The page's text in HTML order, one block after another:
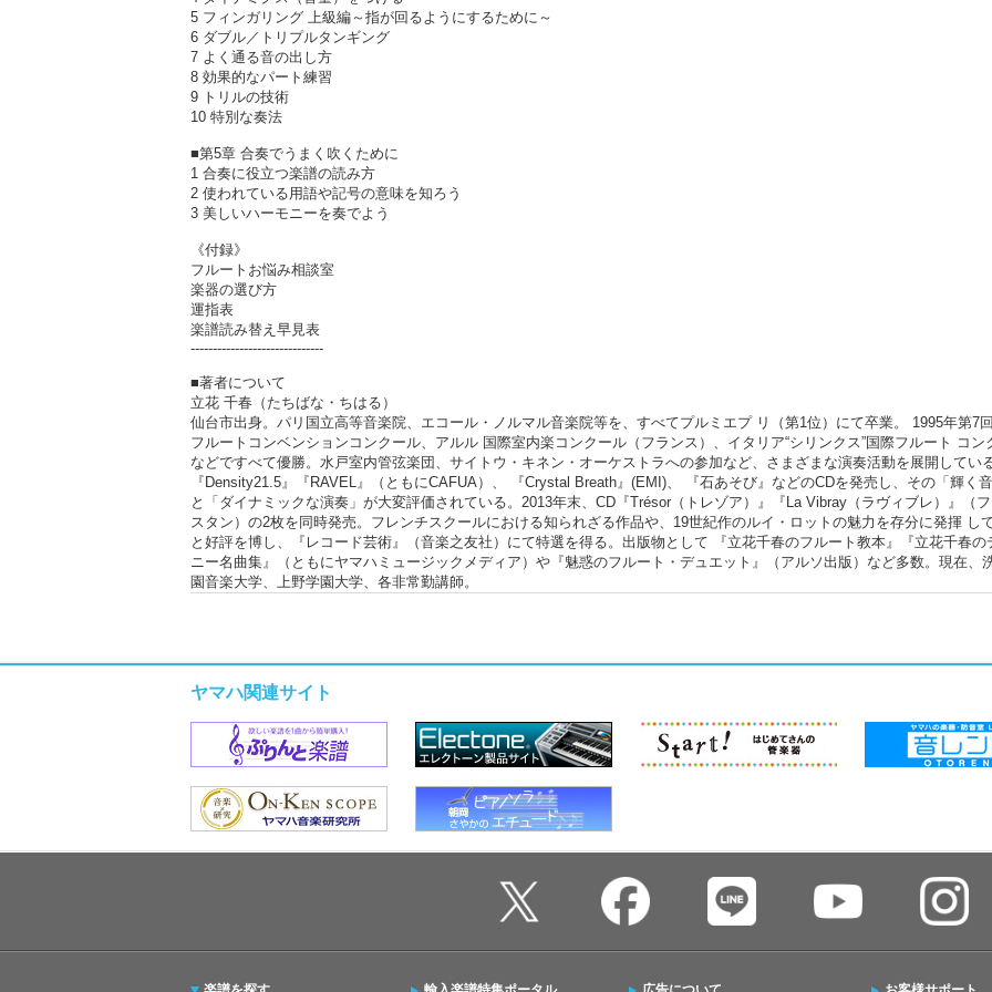
5 フィンガリング 上級編～指が回るようにするために～
6 ダブル／トリプルタンギング
7 よく通る音の出し方
8 効果的なパート練習
9 トリルの技術
10 特別な奏法
■第5章 合奏でうまく吹くために
1 合奏に役立つ楽譜の読み方
2 使われている用語や記号の意味を知ろう
3 美しいハーモニーを奏でよう
《付録》
フルートお悩み相談室
楽器の選び方
運指表
楽譜読み替え早見表
------------------------------
■著者について
立花 千春（たちばな・ちはる）
仙台市出身。パリ国立高等音楽院、エコール・ノルマル音楽院等を、すべてプルミエプ リ（第1位）にて卒業。 1995年第7
フルートコンベンションコンクール、アルル 国際室内楽コンクール（フランス）、イタリア“シリンクス”国際フルート コン
などですべて優勝。水戸室内管弦楽団、サイトウ・キネン・オーケストラへの参加など、さまざまな演奏活動を展開している
『Density21.5』『RAVEL』（ともにCAFUA）、 『Crystal Breath』(EMI)、 『石あそび』などのCDを発売し、その「輝く音
と「ダイナミックな演奏」が大変評価されている。2013年末、CD『Trésor（トレゾア）』『La Vibray（ラヴィブレ）』（
スタン）の2枚を同時発売。フレンチスクールにおける知られざる作品や、19世紀作のルイ・ロットの魅力を存分に発揮 し
と好評を博し、『レコード芸術』（音楽之友社）にて特選を得る。出版物として 『立花千春のフルート教本』『立花千春の
ニー名曲集』（ともにヤマハミュージックメディア）や『魅惑のフルート・デュエット』（アルソ出版）など多数。現在、
園音楽大学、上野学園大学、各非常勤講師。
ヤマハ関連サイト